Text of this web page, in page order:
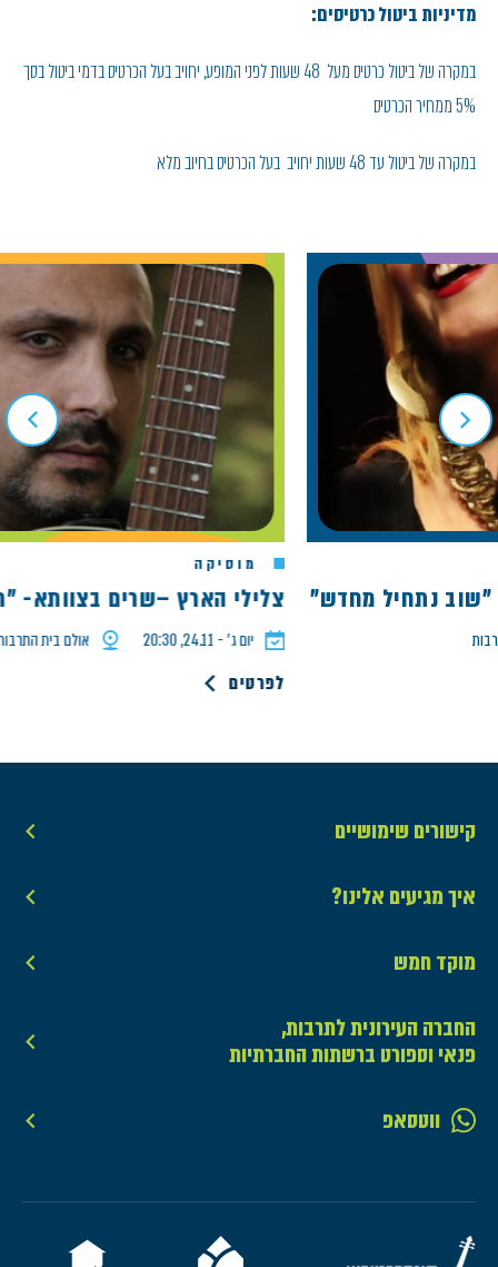
מדיניות ביטול כרטיסים:
במקרה של ביטול כרטיס מעל 48 שעות לפני המופע, יחויב בעל הכרטיס בדמי ביטול בסך
5% ממחיר הכרטיס
במקרה של ביטול עד 48 שעות יחויב בעל הכרטיס בחיוב מלא
נתחיל מחדש"
מוסיקה
צלילי הארץ –שרים בצוותא-
יום ג׳ - 24.11, 20:30 אולם בית התרבות
לפרטים
קישורים שימושיים
איך מגיעים אלינו?
מוקד חמש
החברה העירונית לתרבות,
פנאי וספורט ברשתות החברתיות
ווטסאפ